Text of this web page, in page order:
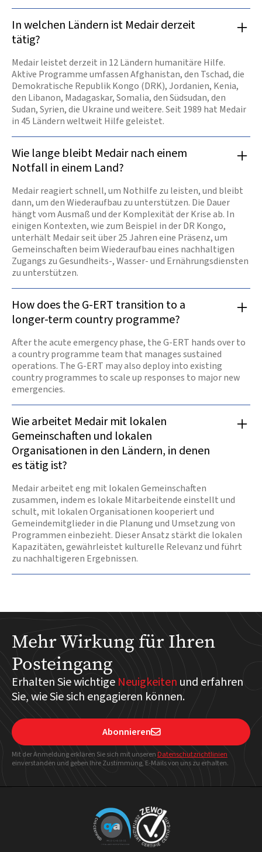
In welchen Ländern ist Medair derzeit
tätig?
Medair leistet derzeit in 12 Ländern humanitäre Hilfe.
Aktive Programme umfassen Afghanistan, den Tschad, die
Demokratische Republik Kongo (DRK), Jordanien, Kenia,
den Libanon, Madagaskar, Somalia, den Südsudan, den
Sudan, Syrien, die Ukraine und weitere. Seit 1989 hat Medair
in 45 Ländern weltweit Hilfe geleistet.
Wie lange bleibt Medair nach einem
Notfall in einem Land?
Medair reagiert schnell, um Nothilfe zu leisten, und bleibt
dann, um den Wiederaufbau zu unterstützen. Die Dauer
hängt vom Ausmaß und der Komplexität der Krise ab. In
einigen Kontexten, wie zum Beispiel in der DR Kongo,
unterhält Medair seit über 25 Jahren eine Präsenz, um
Gemeinschaften beim Wiederaufbau eines nachhaltigen
Zugangs zu Gesundheits-, Wasser- und Ernährungsdiensten
zu unterstützen.
How does the G-ERT transition to a
longer-term country programme?
After the acute emergency phase, the G-ERT hands over to
a country programme team that manages sustained
operations. The G-ERT may also deploy into existing
country programmes to scale up responses to major new
emergencies.
Wie arbeitet Medair mit lokalen
Gemeinschaften und lokalen
Organisationen in den Ländern, in denen
es tätig ist?
Medair arbeitet eng mit lokalen Gemeinschaften
zusammen, indem es lokale Mitarbeitende einstellt und
schult, mit lokalen Organisationen kooperiert und
Gemeindemitglieder in die Planung und Umsetzung von
Programmen einbezieht. Dieser Ansatz stärkt die lokalen
Kapazitäten, gewährleistet kulturelle Relevanz und führt
zu nachhaltigeren Ergebnissen.
Mehr Wirkung für Ihren
Posteingang
Erhalten Sie wichtige Neuigkeiten und erfahren
Sie, wie Sie sich engagieren können.
Abonnieren
Mit der Anmeldung erklären Sie sich mit unseren Datenschutzrichtlinien
einverstanden und geben Ihre Zustimmung, E-Mails von uns zu erhalten.